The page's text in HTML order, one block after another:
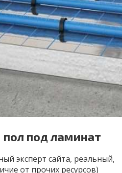
под ламинат
эксперт сайта, реальный,
от прочих ресурсов)